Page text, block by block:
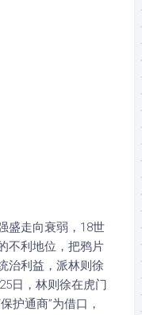
盛走向衰弱，18世
不利地位，把鸦片
治利益，派林则徐
日，林则徐在虎门
护通商”为借口，